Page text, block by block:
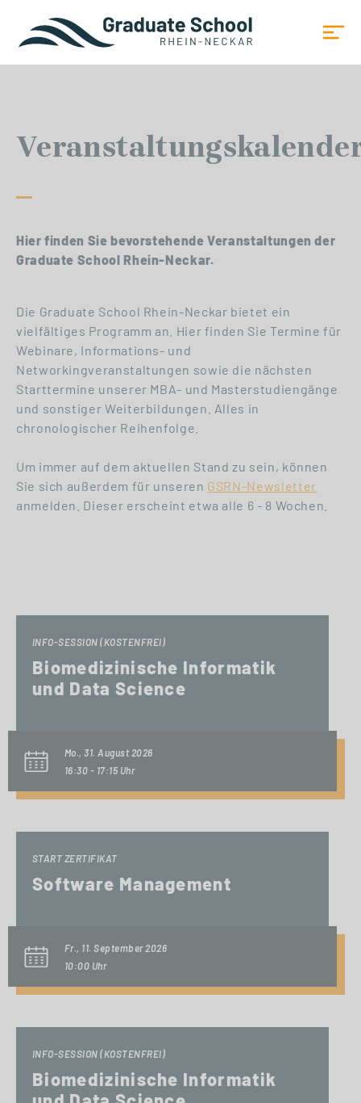
Hier finden Sie bevorstehende Veranstaltungen der
Graduate School Rhein-Neckar.
Die Graduate School Rhein-Neckar bietet ein
vielfältiges Programm an. Hier finden Sie Termine für
Webinare, Informations- und
Networkingveranstaltungen sowie die nächsten
Starttermine unserer MBA- und Masterstudiengänge
und sonstiger Weiterbildungen. Alles in
chronologischer Reihenfolge.
Um immer auf dem aktuellen Stand zu sein, können
Sie sich außerdem für unseren GSRN-Newsletter
anmelden. Dieser erscheint etwa alle 6 - 8 Wochen.
INFO-SESSION (KOSTENFREI)
Biomedizinische Informatik
und Data Science
Mo., 31. August 2026
16:30 - 17:15 Uhr
START ZERTIFIKAT
Software Management
Fr., 11. September 2026
10:00 Uhr
INFO-SESSION (KOSTENFREI)
Biomedizinische Informatik